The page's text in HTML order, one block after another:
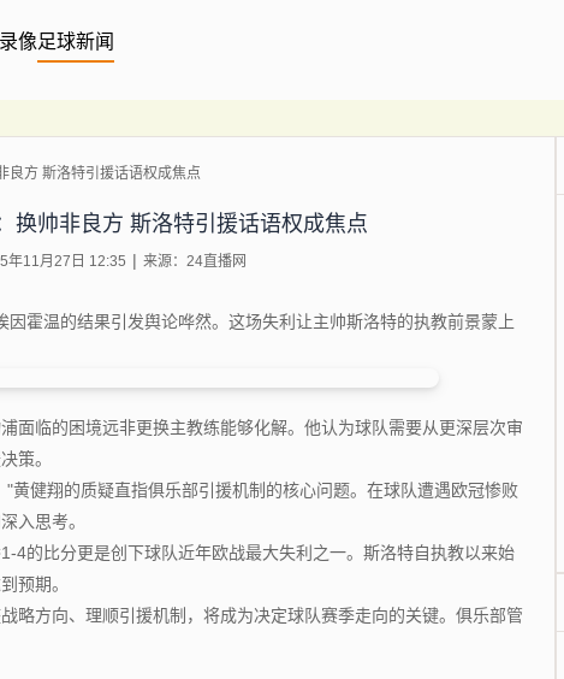
像足球新闻
良方 斯洛特引援话语权成焦点
换帅非良方 斯洛特引援话语权成焦点
年11月27日 12:35 来源：24直播网
温的结果引发舆论哗然。这场失利让主帅斯洛特的执教前景蒙上
临的困境远非更换主教练能够化解。他认为球队需要从更深层次审
策。
健翔的质疑直指俱乐部引援机制的核心问题。在球队遭遇欧冠惨败
入思考。
的比分更是创下球队近年欧战最大失利之一。斯洛特自执教以来始
预期。
方向、理顺引援机制，将成为决定球队赛季走向的关键。俱乐部管